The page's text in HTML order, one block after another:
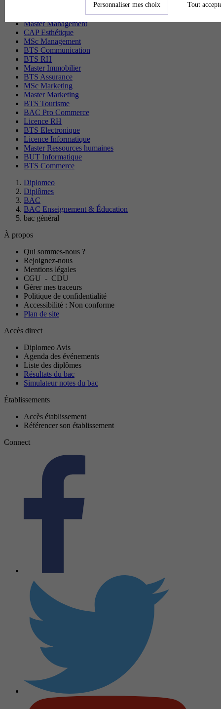
Master Management
CAP Esthétique
MSc Management
BTS Communication
BTS RH
Master Immobilier
BTS Assurance
MSc Marketing
Master Marketing
BTS Tourisme
BAC Pro Commerce
Licence RH
BTS Electronique
Licence Informatique
Master Ressources humaines
BUT Informatique
BTS Commerce
Diplomeo
Diplômes
BAC
BAC Enseignement & Éducation
bac général
À propos
Qui sommes-nous ?
Rejoignez-nous
Mentions légales
CGU - CDU
Gérer mes traceurs
Politique de confidentialité
Accessibilité : Non conforme
Plan de site
Accès direct
Diplomeo Avis
Agenda des événements
Liste des diplômes
Résultats du bac
Simulateur notes du bac
Établissements
Accès établissement
Référencer son établissement
Connect
Personnaliser mes choix Tout